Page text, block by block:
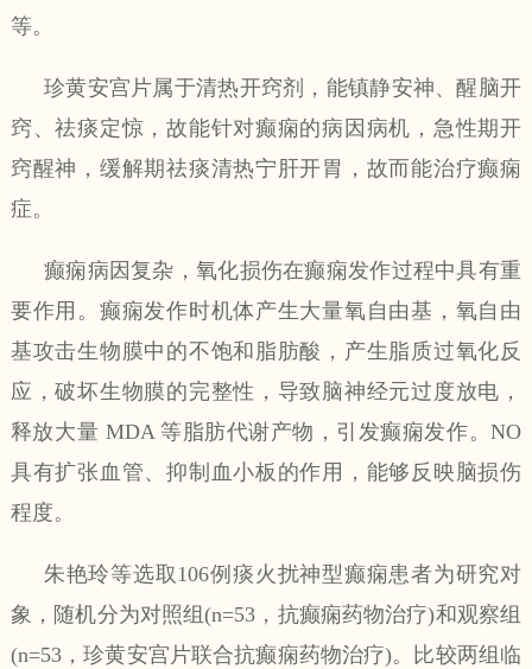
等。
珍黄安宫片属于清热开窍剂，能镇静安神、醒脑开
窍、祛痰定惊，故能针对癫痫的病因病机，急性期开
窍醒神，缓解期祛痰清热宁肝开胃，故而能治疗癫痫
症。
癫痫病因复杂，氧化损伤在癫痫发作过程中具有重
要作用。癫痫发作时机体产生大量氧自由基，氧自由
基攻击生物膜中的不饱和脂肪酸，产生脂质过氧化反
应，破坏生物膜的完整性，导致脑神经元过度放电，
释放大量 MDA 等脂肪代谢产物，引发癫痫发作。NO
具有扩张血管、抑制血小板的作用，能够反映脑损伤
程度。
朱艳玲等选取106例痰火扰神型癫痫患者为研究对
象，随机分为对照组(n=53 ，抗癫痫药物治疗)和观察组
(n=53，珍黄安宫片联合抗癫痫药物治疗)。比较两组临